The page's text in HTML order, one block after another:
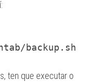
backup.sh
ten que executar o